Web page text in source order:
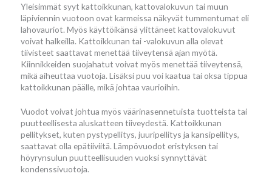
Yleisimmät syyt kattoikkunan, kattovalokuvun tai muun
läpiviennin vuotoon ovat karmeissa näkyvät tummentumat eli
lahovauriot. Myös käyttöikänsä ylittäneet kattovalokuvut
voivat halkeilla. Kattoikkunan tai -valokuvun alla olevat
tiivisteet saattavat menettää tiiveytensä ajan myötä.
Kiinnikkeiden suojahatut voivat myös menettää tiiveytensä,
mikä aiheuttaa vuotoja. Lisäksi puu voi kaatua tai oksa tippua
kattoikkunan päälle, mikä johtaa vaurioihin.
Vuodot voivat johtua myös väärinasennetuista tuotteista tai
puutteellisesta aluskatteen tiiveydestä. Kattoikkunan
pellitykset, kuten pystypellitys, juuripellitys ja kansipellitys,
saattavat olla epätiiviitä. Lämpövuodot eristyksen tai
höyrynsulun puutteellisuuden vuoksi synnyttävät
kondenssivuotoja.